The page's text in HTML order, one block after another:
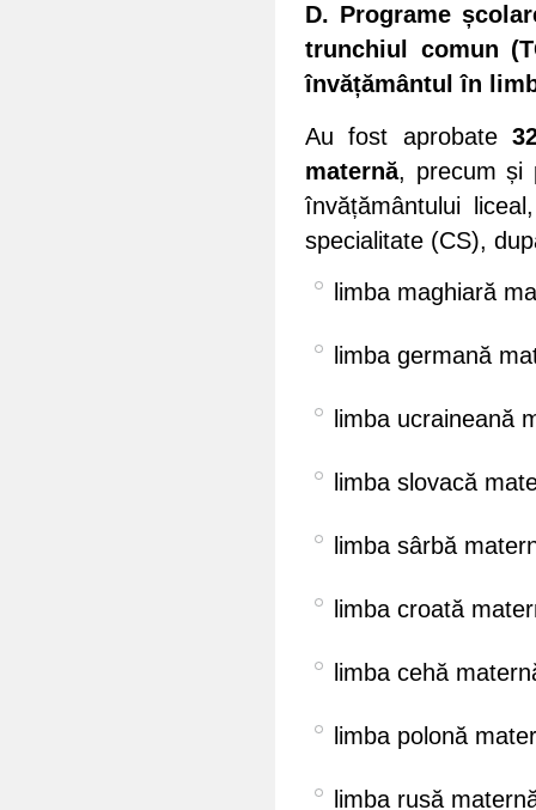
D. Programe
trunchiul comun
învățământul în
Au fost aprobate
maternă, precum și
învățământului
specialitate (CS),
limba maghiară
limba germană
limba ucraineană
limba slovacă
limba sârbă
limba croată
limba cehă
limba polonă
limba rusă